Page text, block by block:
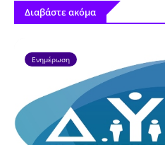
Διαβάστε ακόμα
Ενημέρωση